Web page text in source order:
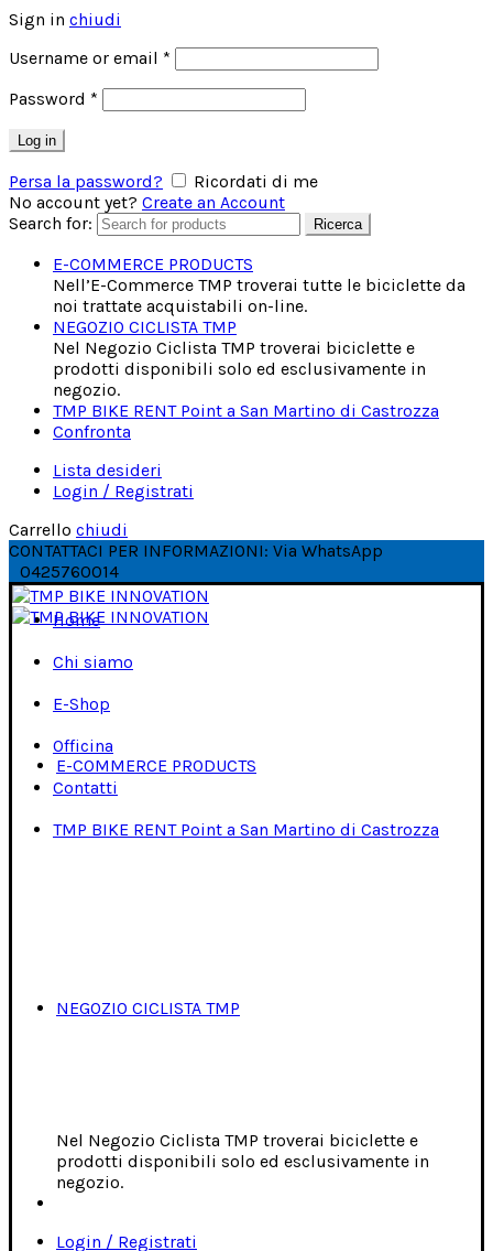
Sign in chiudi
Username or email *
Password *
Log in
Persa la password?
Ricordati di me
No account yet? Create an Account
Search for:
Ricerca
E-COMMERCE PRODUCTS
Nell’E-Commerce TMP troverai tutte le biciclette da
noi trattate acquistabili on-line.
NEGOZIO CICLISTA TMP
Nel Negozio Ciclista TMP troverai biciclette e
prodotti disponibili solo ed esclusivamente in
negozio.
TMP BIKE RENT Point a San Martino di Castrozza
Confronta
Lista desideri
Login / Registrati
Carrello chiudi
CONTATTACI PER INFORMAZIONI: Via WhatsApp
0425760014
Home
Chi siamo
E-Shop
Officina
Contatti
TMP BIKE RENT Point a San Martino di Castrozza
E-COMMERCE PRODUCTS
NEGOZIO CICLISTA TMP
Nel Negozio Ciclista TMP troverai biciclette e
prodotti disponibili solo ed esclusivamente in
negozio.
Login / Registrati